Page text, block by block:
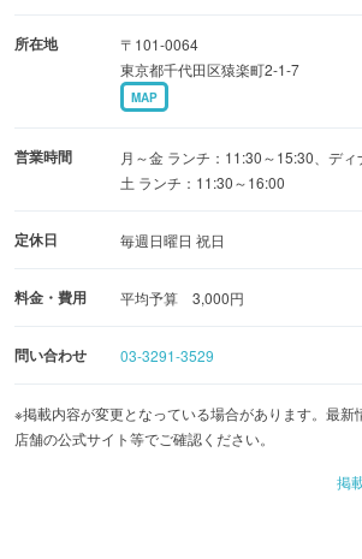
所在地
〒101-0064
東京都千代田区猿楽町2-1-7
MAP
営業時間
月～金 ランチ：11:30～15:30、デ
土 ランチ：11:30～16:00
定休日 毎週日曜日 祝日
料金・費用 平均予算 3,000円
問い合わせ 03-3291-3529
※掲載内容が変更となっている場合があります。最新
店舗の公式サイト等でご確認ください。
掲